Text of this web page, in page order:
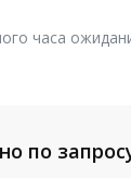
часа
по